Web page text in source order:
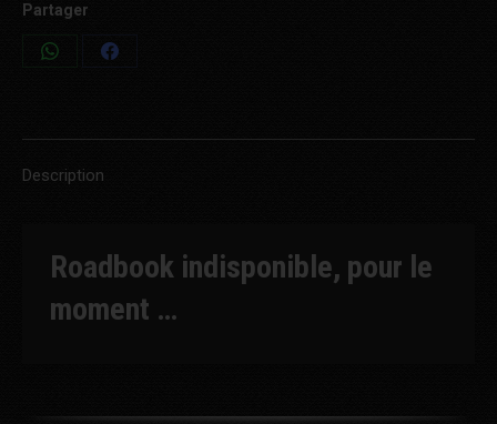
Partager
Share
Share
Description
Roadbook indisponible, pour le
moment …